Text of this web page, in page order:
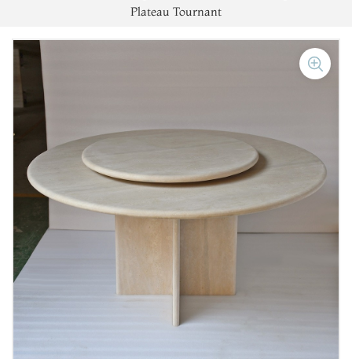
Plateau Tournant